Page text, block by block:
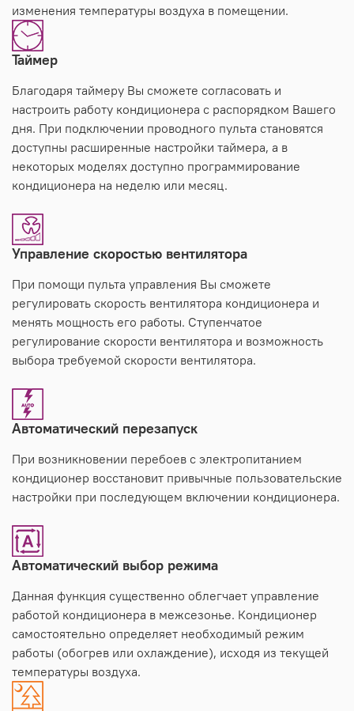
изменения температуры воздуха в помещении.
Таймер
Благодаря таймеру Вы сможете согласовать и
настроить работу кондиционера с распорядком Вашего
дня. При подключении проводного пульта становятся
доступны расширенные настройки таймера, а в
некоторых моделях доступно программирование
кондиционера на неделю или месяц.
Управление скоростью вентилятора
При помощи пульта управления Вы сможете
регулировать скорость вентилятора кондиционера и
менять мощность его работы. Ступенчатое
регулирование скорости вентилятора и возможность
выбора требуемой скорости вентилятора.
Автоматический перезапуск
При возникновении перебоев с электропитанием
кондиционер восстановит привычные пользовательские
настройки при последующем включении кондиционера.
Автоматический выбор режима
Данная функция существенно облегчает управление
работой кондиционера в межсезонье. Кондиционер
самостоятельно определяет необходимый режим
работы (обогрев или охлаждение), исходя из текущей
температуры воздуха.